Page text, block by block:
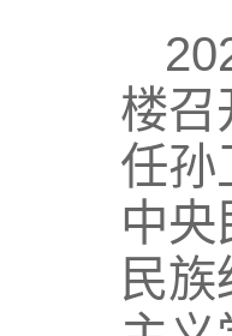
楼召
任孙
中
民